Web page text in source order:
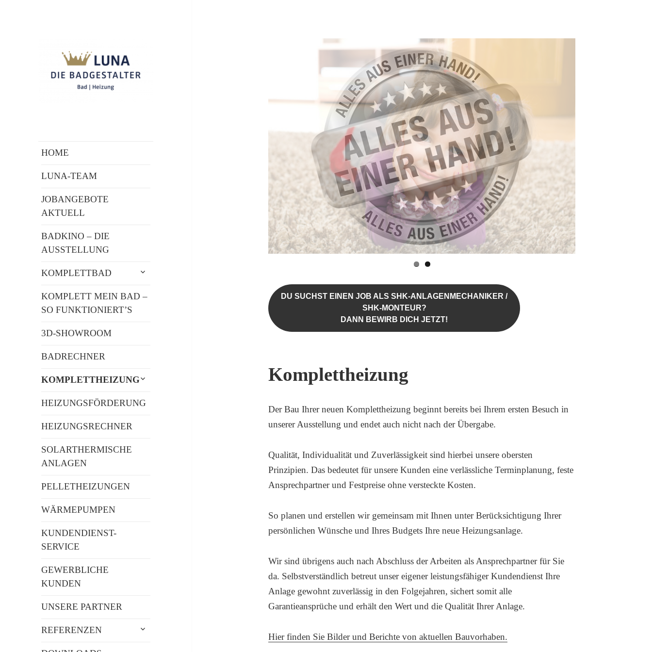
Badrenovierung
Heizungsinstallation
HOME
LUNA-TEAM
JOBANGEBOTE
AKTUELL
BADKINO – DIE
AUSSTELLUNG
KOMPLETTBAD
öffnen
KOMPLETT MEIN BAD –
SO FUNKTIONIERT’S
3D-SHOWROOM
BADRECHNER
KOMPLETTHEIZUNGöffnen
HEIZUNGSFÖRDERUNG
HEIZUNGSRECHNER
SOLARTHERMISCHE
ANLAGEN
PELLETHEIZUNGEN
WÄRMEPUMPEN
KUNDENDIENST-
SERVICE
GEWERBLICHE
KUNDEN
UNSERE PARTNER
REFERENZEN
öffnen
DU SUCHST EINEN JOB ALS SHK-ANLAGENMECHANIKER /
SHK-MONTEUR?
DANN BEWIRB DICH JETZT!
Komplettheizung
Der Bau Ihrer neuen Komplettheizung beginnt bereits bei Ihrem ersten Besuch in
unserer Ausstellung und endet auch nicht nach der Übergabe.
Qualität, Individualität und Zuverlässigkeit sind hierbei unsere obersten
Prinzipien. Das bedeutet für unsere Kunden eine verlässliche Terminplanung, feste
Ansprechpartner und Festpreise ohne versteckte Kosten.
So planen und erstellen wir gemeinsam mit Ihnen unter Berücksichtigung Ihrer
persönlichen Wünsche und Ihres Budgets Ihre neue Heizungsanlage.
Wir sind übrigens auch nach Abschluss der Arbeiten als Ansprechpartner für Sie
da. Selbstverständlich betreut unser eigener leistungsfähiger Kundendienst Ihre
Anlage gewohnt zuverlässig in den Folgejahren, sichert somit alle
Garantieansprüche und erhält den Wert und die Qualität Ihrer Anlage.
Hier finden Sie Bilder und Berichte von aktuellen Bauvorhaben.